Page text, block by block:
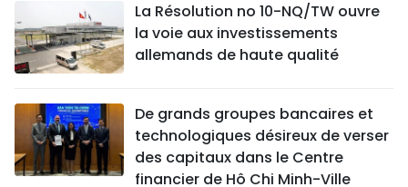
La Résolution no 10-NQ/TW ouvre
la voie aux investissements
allemands de haute qualité
De grands groupes bancaires et
technologiques désireux de verser
des capitaux dans le Centre
financier de Hô Chi Minh-Ville